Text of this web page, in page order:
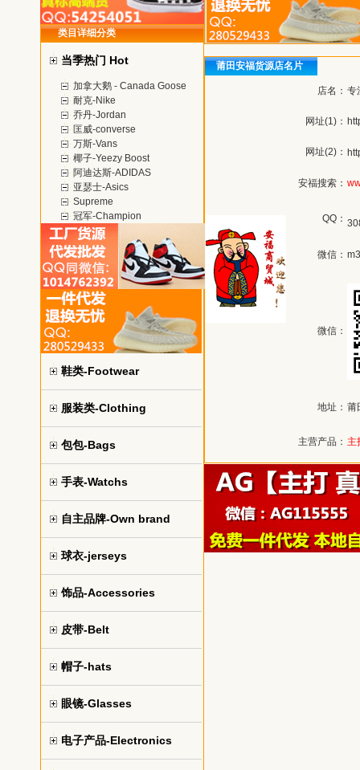
类目详细分类
当季热门 Hot
加拿大鹅 - Canada Goose
耐克-Nike
乔丹-Jordan
匡威-converse
万斯-Vans
椰子-Yeezy Boost
阿迪达斯-ADIDAS
亚瑟士-Asics
Supreme
冠军-Champion
鞋类-Footwear
服装类-Clothing
包包-Bags
手表-Watchs
自主品牌-Own brand
球衣-jerseys
饰品-Accessories
皮带-Belt
帽子-hats
眼镜-Glasses
电子产品-Electronics
莆田安福货源店名片
店名： 专
网址(1)：
网址(2)：
安福搜索：
QQ：
微信：
微信：
地址： 莆
主营产品： 主